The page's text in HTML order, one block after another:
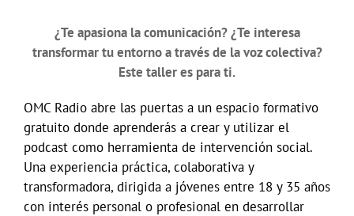
¿Te apasiona la comunicación? ¿Te interesa
transformar tu entorno a través de la voz colectiva?
Este taller es para ti.
OMC Radio abre las puertas a un espacio formativo
gratuito donde aprenderás a crear y utilizar el
podcast como herramienta de intervención social.
Una experiencia práctica, colaborativa y
transformadora, dirigida a jóvenes entre 18 y 35 años
con interés personal o profesional en desarrollar